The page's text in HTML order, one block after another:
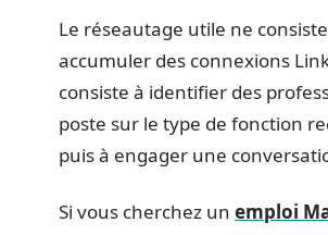
Le réseautage utile ne
accumuler des connexions
consiste à identifier des
poste sur le type de fonction
puis à engager une
Si vous cherchez un emploi